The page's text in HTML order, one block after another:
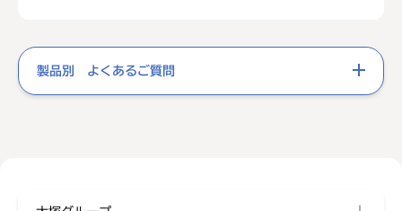
製品別 よくあるご質問